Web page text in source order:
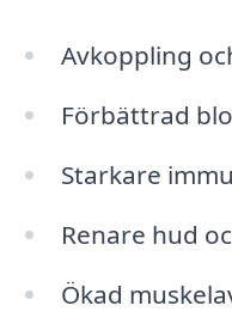
Avkoppling
Förbättrad
Starkare
Renare hud
Ökad